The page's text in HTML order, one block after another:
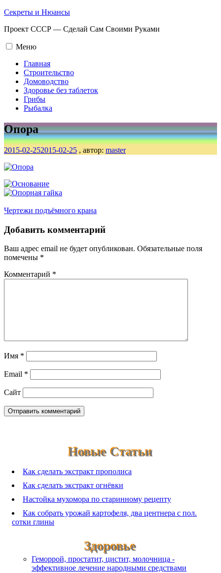
Промотать
содержимому.
Секреты и Нюансы
Проект СССР — Сделай Сам Своими Руками
Меню
Главная
Строительство
Домоводство
Здоровье без таблеток
Грибы
Рыбалка
Опора
2015-02-252015-02-25 , автор: master
Навигация
по
записям
Чертежи подъёмного крана
Добавить комментарий
Ваш адрес email не будет опубликован. Обязательные поля
помечены *
Комментарий *
Имя *
Email *
Сайт
Новые Статьи
Как сделать экстракт прополиса
Как сделать экстракт огнёвки
Настойка мухомора по старинному рецепту
Как собрать урожай картофеля, два центнера с пол.
сотки глины
Здоровье
Геморрой, простатит, цистит, молочница -
эффективное лечение народными средствами